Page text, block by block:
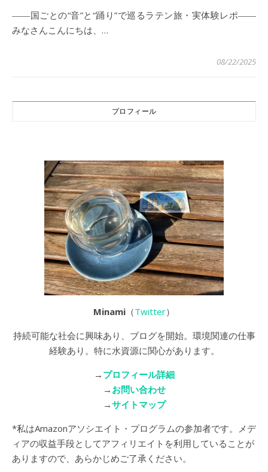
――国ごとの“音”と“踊り”で巡るラテン旅・実体験レポ――
みなさんこんにちは、…
08/22/2025
プロフィール
Minami （Twitter）
持続可能な社会に興味あり、ブログを開始。環境関連の仕事
経験あり。特に水資源に関心があります。
→ プロフィール詳細
→ お問い合わせ
→サイトマップ
*私はAmazonアソシエイト・プログラムの参加者です。メデ
ィアの収益手段としてアフィリエイトを利用していることが
ありますので、あらかじめご了承ください。